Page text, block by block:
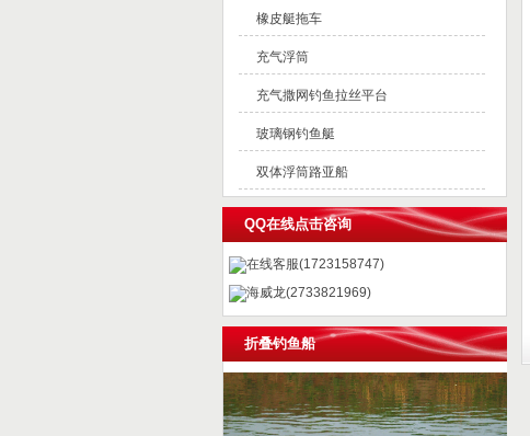
橡皮艇拖车
充气浮筒
充气撒网钓鱼拉丝平台
玻璃钢钓鱼艇
双体浮筒路亚船
QQ在线点击咨询
在线客服(1723158747)
海威龙(2733821969)
折叠钓鱼船